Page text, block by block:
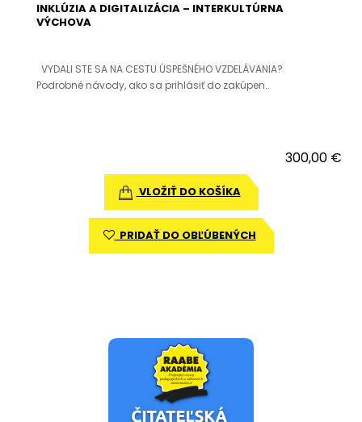
INKLÚZIA A DIGITALIZÁCIA – INTERKULTÚRNA
VÝCHOVA
VYDALI STE SA NA CESTU ÚSPEŠNÉHO VZDELÁVANIA?
Podrobné návody, ako sa prihlásiť do zakúpen..
300,00 €
VLOŽIŤ DO KOŠÍKA
PRIDAŤ DO OBĽÚBENÝCH